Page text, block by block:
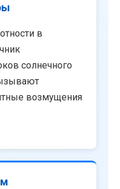
в
солнечного
возмущения